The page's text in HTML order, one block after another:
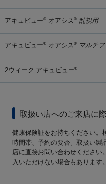
アキュビュー® オアシス ® 乱視用
アキュビュー® オアシス ® マルチ
2ウィーク アキュビュー®
取扱い店へのご来店に
健康保険証をお持ちください。
時間帯、予約の要否、取扱い製
店に直接お問い合わせください
入いただけない場合もあります。